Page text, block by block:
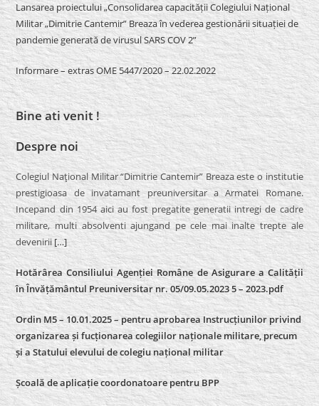
Lansarea proiectului „Consolidarea capacității Colegiului Național
Militar „Dimitrie Cantemir” Breaza în vederea gestionării situației de
pandemie generată de virusul SARS COV 2”
Informare – extras OME 5447/2020 – 22.02.2022
Bine ati venit !
Despre noi
Colegiul Naţional Militar “Dimitrie Cantemir” Breaza este o institutie
prestigioasa de invatamant preuniversitar a Armatei Romane.
Incepand din 1954 aici au fost pregatite generatii intregi de cadre
militare, multi absolventi ajungand pe cele mai inalte trepte ale
devenirii […]
Hotărârea Consiliului Agenției Române de Asigurare a Calității
în Învățământul Preuniversitar nr. 05/09.05.2023 5 – 2023.pdf
Ordin M5 – 10.01.2025 – pentru aprobarea Instrucțiunilor privind
organizarea și fucționarea colegiilor naționale militare, precum
și a Statului elevului de colegiu național militar
Școală de aplicație coordonatoare pentru BPP